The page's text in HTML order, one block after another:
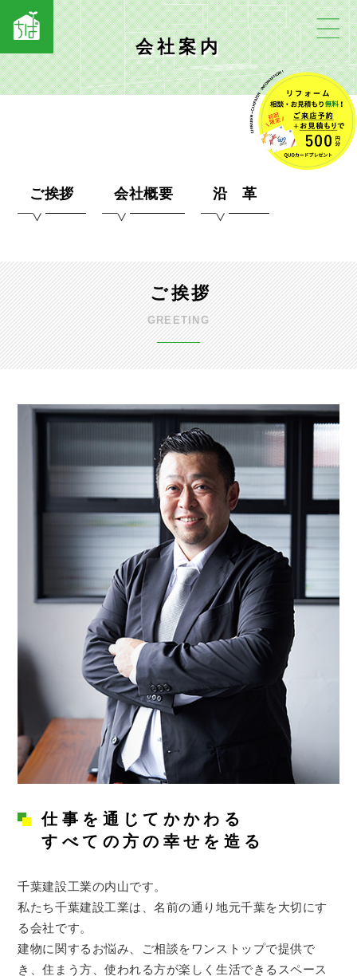
会社案内
ご挨拶 会社概要 沿 革
ご挨拶
GREETING
仕事を通じてかかわる
すべての方の幸せを造る
千葉建設工業の内山です。
私たち千葉建設工業は、名前の通り地元千葉を大切にす
る会社です。
建物に関するお悩み、ご相談をワンストップで提供で
き、住まう方、使われる方が楽しく生活できるスペース